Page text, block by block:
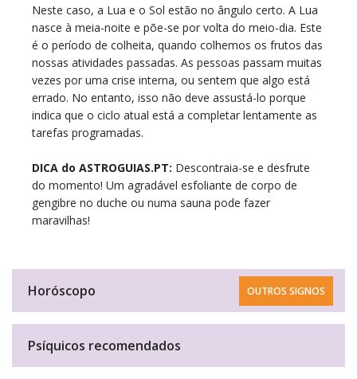
Neste caso, a Lua e o Sol estão no ângulo certo. A Lua
nasce à meia-noite e põe-se por volta do meio-dia. Este
é o período de colheita, quando colhemos os frutos das
nossas atividades passadas. As pessoas passam muitas
vezes por uma crise interna, ou sentem que algo está
errado. No entanto, isso não deve assustá-lo porque
indica que o ciclo atual está a completar lentamente as
tarefas programadas.
DICA do ASTROGUIAS.PT: Descontraia-se e desfrute
do momento! Um agradável esfoliante de corpo de
gengibre no duche ou numa sauna pode fazer
maravilhas!
Horóscopo OUTROS SIGNOS
Psíquicos recomendados